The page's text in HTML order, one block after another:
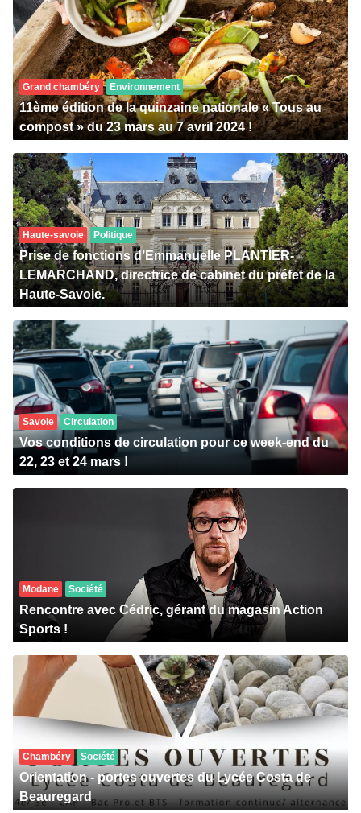
Grand chambéry Environnement
11ème édition de la quinzaine nationale « Tous au
compost » du 23 mars au 7 avril 2024 !
Haute-savoie Politique
Prise de fonctions d’Emmanuelle PLANTIER-
LEMARCHAND, directrice de cabinet du préfet de la
Haute-Savoie.
Savoie Circulation
Vos conditions de circulation pour ce week-end du
22, 23 et 24 mars !
Modane Société
Rencontre avec Cédric, gérant du magasin Action
Sports !
Chambéry Société
Orientation - portes ouvertes du Lycée Costa de
Beauregard